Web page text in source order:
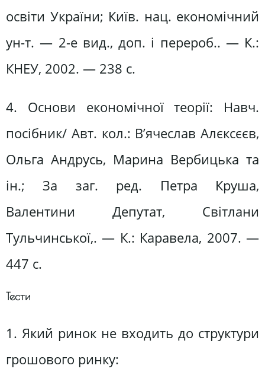
освіти України; Київ. нац. економічний
ун-т. — 2-е вид., доп. і перероб.. — К.:
КНЕУ, 2002. — 238 с.
4. Основи економічної теорії: Навч.
посібник/ Авт. кол.: В’ячеслав Алєксєєв,
Ольга Андрусь, Марина Вербицька та
ін.; За заг. ред. Петра Круша,
Валентини Депутат, Світлани
Тульчинської,. — К.: Каравела, 2007. —
447 с.
Тести
1. Який ринок не входить до структури
грошового ринку: